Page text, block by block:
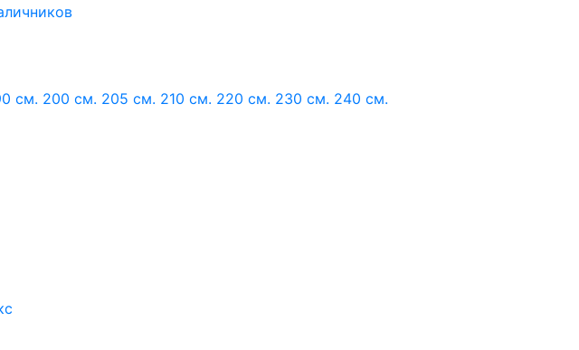
см. 200 см. 205 см. 210 см. 220 см. 230 см. 240 см.